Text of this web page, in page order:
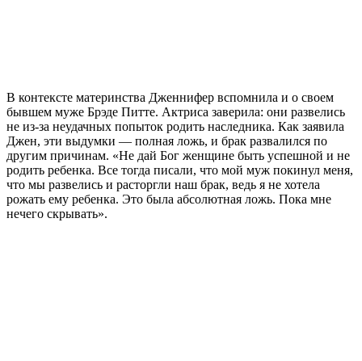
В контексте материнства Дженнифер вспомнила и о своем
бывшем муже Брэде Питте. Актриса заверила: они развелись
не из-за неудачных попыток родить наследника. Как заявила
Джен, эти выдумки — полная ложь, и брак развалился по
другим причинам. «Не дай Бог женщине быть успешной и не
родить ребенка. Все тогда писали, что мой муж покинул меня,
что мы развелись и расторгли наш брак, ведь я не хотела
рожать ему ребенка. Это была абсолютная ложь. Пока мне
нечего скрывать».